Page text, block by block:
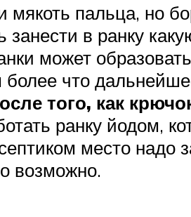
мякоть пальца, но
занести в ранку
может
более что
того, как
ранку йодом,
место надо
возможно.